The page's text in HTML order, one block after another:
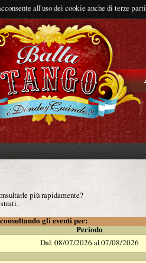
all'uso dei cookie anche di terze parti
più rapidamente?
gli eventi per:
Periodo
Dal: 08/07/2026 al 07/08/2026